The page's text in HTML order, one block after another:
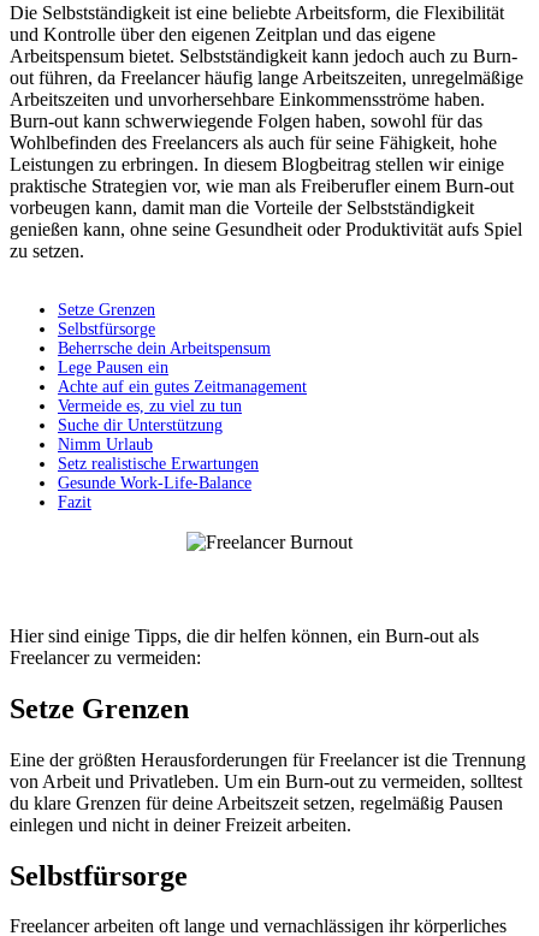
Die Selbstständigkeit ist eine beliebte Arbeitsform, die Flexibilität
und Kontrolle über den eigenen Zeitplan und das eigene
Arbeitspensum bietet. Selbstständigkeit kann jedoch auch zu Burn-
out führen, da Freelancer häufig lange Arbeitszeiten, unregelmäßige
Arbeitszeiten und unvorhersehbare Einkommensströme haben.
Burn-out kann schwerwiegende Folgen haben, sowohl für das
Wohlbefinden des Freelancers als auch für seine Fähigkeit, hohe
Leistungen zu erbringen. In diesem Blogbeitrag stellen wir einige
praktische Strategien vor, wie man als Freiberufler einem Burn-out
vorbeugen kann, damit man die Vorteile der Selbstständigkeit
genießen kann, ohne seine Gesundheit oder Produktivität aufs Spiel
zu setzen.
Setze Grenzen
Selbstfürsorge
Beherrsche dein Arbeitspensum
Lege Pausen ein
Achte auf ein gutes Zeitmanagement
Vermeide es, zu viel zu tun
Suche dir Unterstützung
Nimm Urlaub
Setz realistische Erwartungen
Gesunde Work-Life-Balance
Fazit
Hier sind einige Tipps, die dir helfen können, ein Burn-out als
Freelancer zu vermeiden:
Setze Grenzen
Eine der größten Herausforderungen für Freelancer ist die Trennung
von Arbeit und Privatleben. Um ein Burn-out zu vermeiden, solltest
du klare Grenzen für deine Arbeitszeit setzen, regelmäßig Pausen
einlegen und nicht in deiner Freizeit arbeiten.
Selbstfürsorge
Freelancer arbeiten oft lange und vernachlässigen ihr körperliches